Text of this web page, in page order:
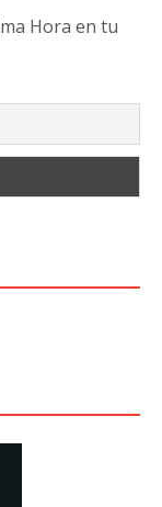
Hora en tu